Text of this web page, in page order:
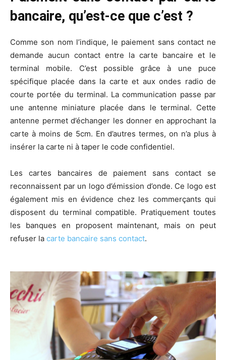
bancaire, qu’est-ce que c’est ?
Comme son nom l’indique, le paiement sans contact ne
demande aucun contact entre la carte bancaire et le
terminal mobile. C’est possible grâce à une puce
spécifique placée dans la carte et aux ondes radio de
courte portée du terminal. La communication passe par
une antenne miniature placée dans le terminal. Cette
antenne permet d’échanger les donner en approchant la
carte à moins de 5cm. En d’autres termes, on n’a plus à
insérer la carte ni à taper le code confidentiel.
Les cartes bancaires de paiement sans contact se
reconnaissent par un logo d’émission d’onde. Ce logo est
également mis en évidence chez les commerçants qui
disposent du terminal compatible. Pratiquement toutes
les banques en proposent maintenant, mais on peut
refuser la carte bancaire sans contact.